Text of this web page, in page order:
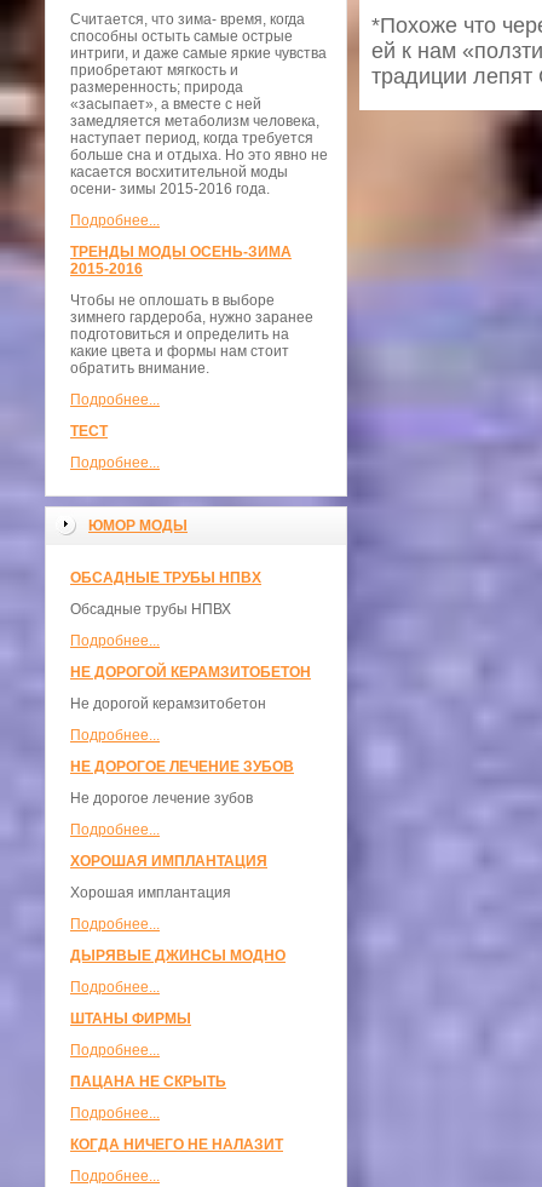
Считается, что зима- время, когда
способны остыть самые острые
интриги, и даже самые яркие чувства
приобретают мягкость и
размеренность; природа
«засыпает», а вместе с ней
замедляется метаболизм человека,
наступает период, когда требуется
больше сна и отдыха. Но это явно не
касается восхитительной моды
осени- зимы 2015-2016 года.
Подробнее...
ТРЕНДЫ МОДЫ ОСЕНЬ-ЗИМА
2015-2016
Чтобы не оплошать в выборе
зимнего гардероба, нужно заранее
подготовиться и определить на
какие цвета и формы нам стоит
обратить внимание.
Подробнее...
ТЕСТ
Подробнее...
ЮМОР МОДЫ
ОБСАДНЫЕ ТРУБЫ НПВХ
Обсадные трубы НПВХ
Подробнее...
НЕ ДОРОГОЙ КЕРАМЗИТОБЕТОН
Не дорогой керамзитобетон
Подробнее...
НЕ ДОРОГОЕ ЛЕЧЕНИЕ ЗУБОВ
Не дорогое лечение зубов
Подробнее...
ХОРОШАЯ ИМПЛАНТАЦИЯ
Хорошая имплантация
Подробнее...
ДЫРЯВЫЕ ДЖИНСЫ МОДНО
Подробнее...
ШТАНЫ ФИРМЫ
Подробнее...
ПАЦАНА НЕ СКРЫТЬ
Подробнее...
КОГДА НИЧЕГО НЕ НАЛАЗИТ
Подробнее...
*Похоже что
ей к нам
традиции лепят